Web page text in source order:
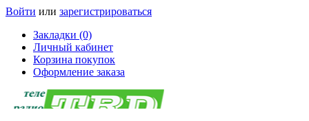
Войти или зарегистрироваться
Закладки (0)
Личный кабинет
Корзина покупок
Оформление заказа